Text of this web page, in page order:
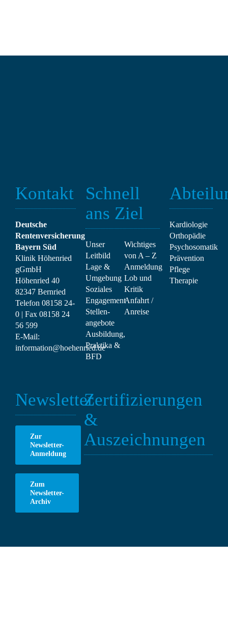
Kontakt
Deutsche
Rentenversicherung
Bayern Süd
Klinik Höhenried
gGmbH
Höhenried 40
82347 Bernried
Telefon 08158 24-
0| Fax 08158 24
56 599
E-Mail:
information@hoehenried.de
Schnell
ans Ziel
Unser
Leitbild
Lage &
Umgebung
Soziales
Engagement
Stellen­
angebote
Ausbildung,
Praktika &
BFD
Wichtiges
von A – Z
Anmeldung
Lob und
Kritik
Anfahrt /
Anreise
Kardiologie
Orthopädie
Psychosomatik
Prävention
Pflege
Therapie
Newsletter
Zur
Newsletter-
Anmeldung
Zum
Newsletter-
Archiv
Zertifizierungen
&
Auszeichnungen